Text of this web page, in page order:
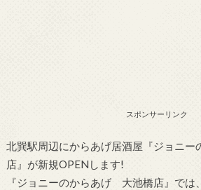
スポンサーリンク
北巽駅周辺にからあげ居酒屋『ジョニ
店』が新規OPENします!
『ジョニーのからあげ 大池橋店』では